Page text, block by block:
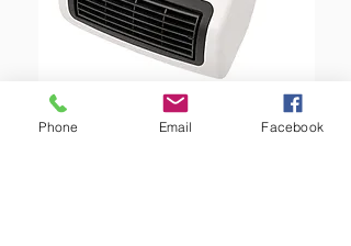
Catálogo
Phone Email Facebook